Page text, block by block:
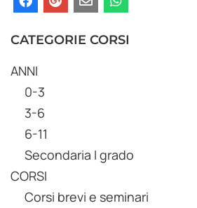
CATEGORIE CORSI
ANNI
0-3
3-6
6-11
Secondaria I grado
CORSI
Corsi brevi e seminari